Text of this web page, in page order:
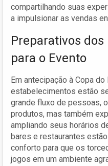
compartilhando suas
a impulsionar as vendas
Preparativos
para o Evento
Em antecipação à Copa
estabelecimentos estão
grande fluxo de pessoas,
produtos, mas também
ampliando seus horários
bares e restaurantes
conforto para que os
jogos em um ambiente